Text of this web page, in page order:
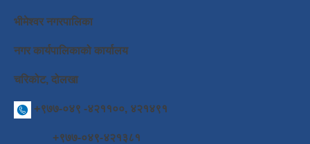
भीमेश्वर नगरपालिका
नगर कार्यपालिकाको कार्यालय
चरिकोट, दोलखा
+९७७-०४९ -४२११००, ४२१४९१
+९७७-०४९-४२१३८१